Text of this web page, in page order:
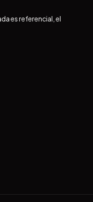
es referencial, el